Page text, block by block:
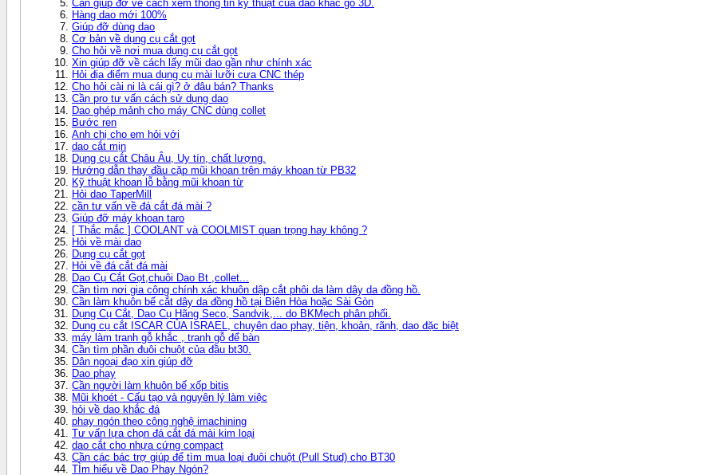
Cần giúp đỡ về cách xem thông tin kỹ thuật của dao khắc gỗ 3D.
Hàng dao mới 100%
Giúp đỡ dùng dao
Cơ bản về dụng cụ cắt gọt
Cho hỏi về nơi mua dụng cụ cắt gọt
Xin giúp đỡ về cách lấy mũi dao gần như chính xác
Hỏi địa điểm mua dụng cụ mài lưỡi cưa CNC thép
Cho hỏi cài ni là cái gì? ở đâu bán? Thanks
Cần pro tư vấn cách sử dụng dao
Dao ghép mảnh cho máy CNC dùng collet
Bước ren
Anh chị cho em hỏi với
dao cắt mịn
Dụng cụ cắt Châu Âu, Uy tín, chất lượng.
Hướng dẫn thay đầu cặp mũi khoan trên máy khoan từ PB32
Kỹ thuật khoan lỗ bằng mũi khoan từ
Hỏi dao TaperMill
cần tư vấn về đá cắt đá mài ?
Giúp đỡ máy khoan taro
[ Thắc mắc ] COOLANT và COOLMIST quan trọng hay không ?
Hỏi về mài dao
Dụng cụ cắt gọt
Hỏi về đá cắt đá mài
Dao Cụ Cắt Gọt,chuôi Dao Bt ,collet...
Cần tìm nơi gia công chính xác khuôn dập cắt phôi da làm dây da đồng hồ.
Cần làm khuôn bế cắt dây da đồng hồ tại Biên Hòa hoặc Sài Gòn
Dụng Cụ Cắt, Dao Cụ Hãng Seco, Sandvik,... do BKMech phân phối.
Dung cụ cắt ISCAR CỦA ISRAEL, chuyên dao phay, tiện, khoản, rãnh, dao đặc biệt
máy làm tranh gỗ khắc , tranh gỗ để bàn
Cần tìm phần đuôi chuột của đầu bt30.
Dân ngoại đạo xin giúp đỡ
Dao phay
Cần người làm khuôn bế xốp bitis
Mũi khoét - Cấu tạo và nguyên lý làm việc
hỏi về dao khắc đá
phay ngón theo công nghệ imachining
Tư vấn lựa chọn đá cắt đá mài kim loại
dao cắt cho nhựa cứng compact
Cần các bác trợ giúp để tìm mua loại đuôi chuột (Pull Stud) cho BT30
TÌm hiểu về Dao Phay Ngón?